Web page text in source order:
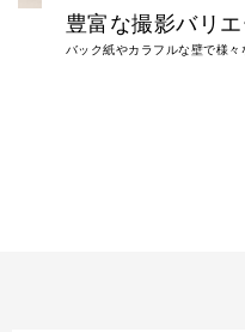
嬉しい全プラン
事前来店でお見積りや事前試着